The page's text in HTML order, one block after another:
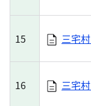
15 三宅
16 三宅